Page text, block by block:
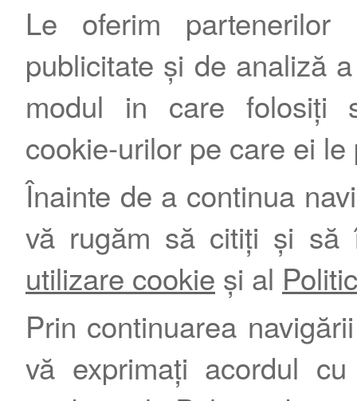
Le oferim
publicitate și de analiză
modul in care folosiți
cookie-urilor pe care ei le
Înainte de a continua
vă rugăm să citiți și să
utilizare cookie și al
Prin continuarea
vă exprimați acordul